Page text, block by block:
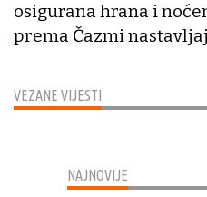
VEZANE VIJESTI
osigurana hrana i
prema Čazmi
NAJNOVIJE